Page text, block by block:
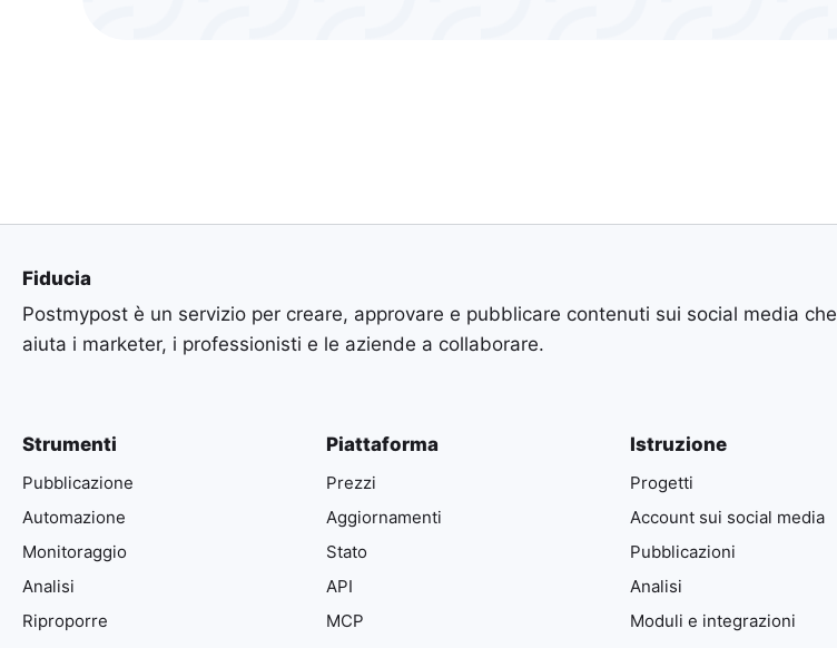
Fiducia
Postmypost è un servizio per creare, approvare e pubblicare contenuti sui social media che
aiuta i marketer, i professionisti e le aziende a collaborare.
Strumenti
Pubblicazione
Automazione
Monitoraggio
Analisi
Riproporre
Piattaforma
Prezzi
Aggiornamenti
Stato
API
MCP
Istruzione
Progetti
Account sui social media
Pubblicazioni
Analisi
Moduli e integrazioni